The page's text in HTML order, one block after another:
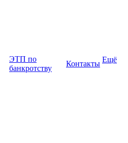
ЭТП по
банкротству
Контакты Ещё